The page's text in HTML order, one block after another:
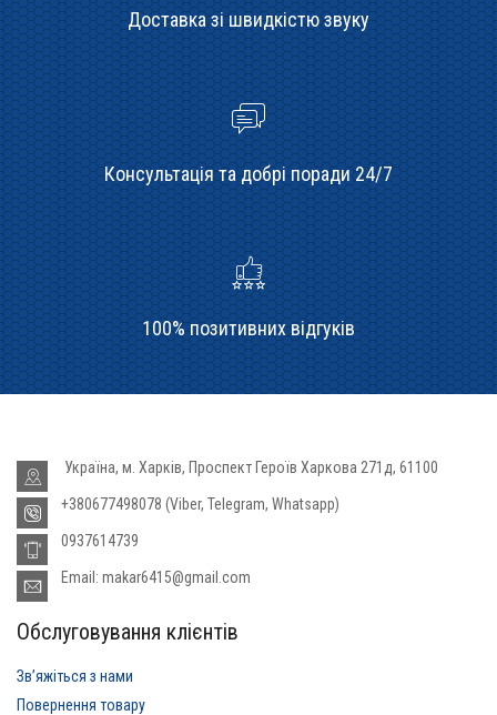
Доставка зі швидкістю звуку
Консультація та добрі поради 24/7
100% позитивних відгуків
Україна, м. Харків, Проспект Героїв Харкова 271д, 61100
+380677498078 (Viber, Telegram, Whatsapp)
0937614739
Email: makar6415@gmail.com
Обслуговування клієнтів
Звʼяжіться з нами
Повернення товару